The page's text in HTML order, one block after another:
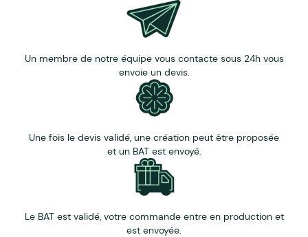
Version pépite de chocolat : Chocolat 8 % (masse
vanille)
Version caramel et cacahuète : Caramel 6 % (sirop
de glucose, sucre, beurre, sel) et cacahuètes 6 %
Fabriqués artisanalement en Vendée
Deux saveurs gourmandes au choix
Biscuit croquant & fondant
Touche de miel naturelle
Sachet refermable pour une meilleure conservation
Un membre de notre équipe vous contacte sous 24h vous
envoie un devis.
Une fois le devis validé, une création peut être proposée
et un BAT est envoyé.
Le BAT est validé, votre commande entre en production et
est envoyée.